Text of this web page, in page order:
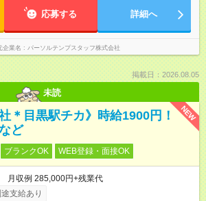
応募する 詳細へ
企業名 パーソルテンプスタッフ株式会社
掲載日：2026.08.05
未読
NEW
＊目黒駅チカ》時給1900円！
ど
ブランクOK WEB登録・面接OK
月収例 285,000円+残業代
支給あり